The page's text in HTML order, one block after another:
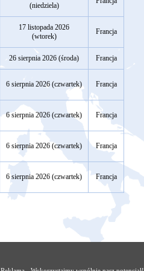
(niedziela)
17 listopada 2026
(wtorek)
Francja
26 sierpnia 2026 (środa) Francja
6 sierpnia 2026 (czwartek) Francja
6 sierpnia 2026 (czwartek) Francja
6 sierpnia 2026 (czwartek) Francja
6 sierpnia 2026 (czwartek) Francja